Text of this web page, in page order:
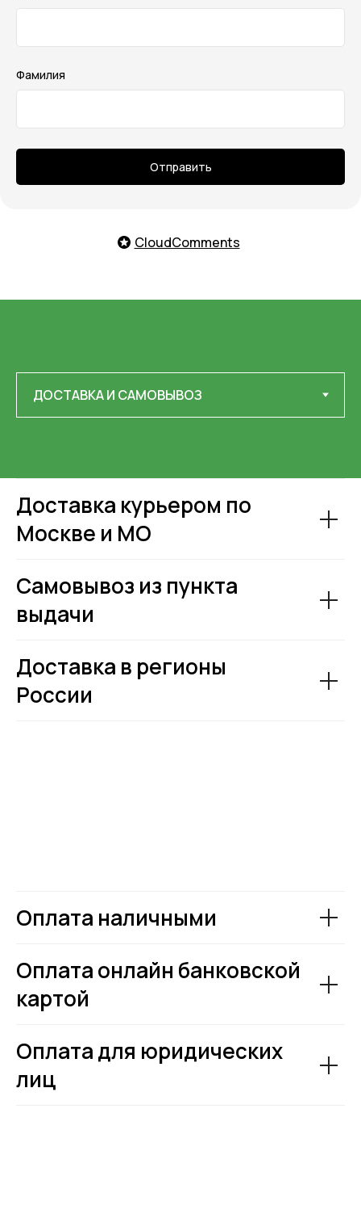
Фамилия
Отправить
CloudComments
Доставка курьером по
Москве и МО
Самовывоз из пункта
выдачи
Доставка в регионы
России
Оплата наличными
Оплата онлайн банковской
картой
Оплата для юридических
лиц